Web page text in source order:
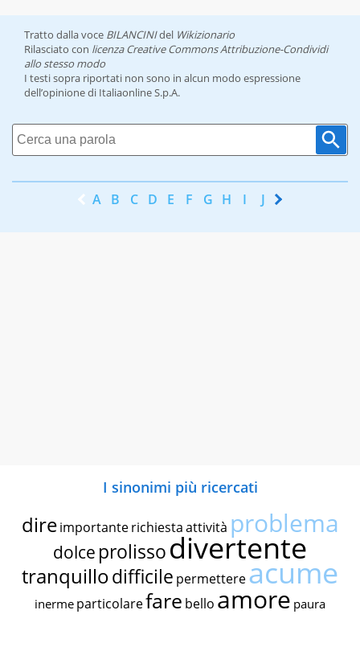
Tratto dalla voce BILANCINIdel Wikizionario
Rilasciato con licenza Creative Commons Attribuzione-Condividi
allo stesso modo
I testi sopra riportati non sono in alcun modo espressione
dell’opinione di Italiaonline S.p.A.
A B C D E F G H I J K
I sinonimi più ricercati
dire importante richiestaattività problema
dolce prolissodivertente
tranquillodifficile permettereacume
inerme particolarefare bello amore paura